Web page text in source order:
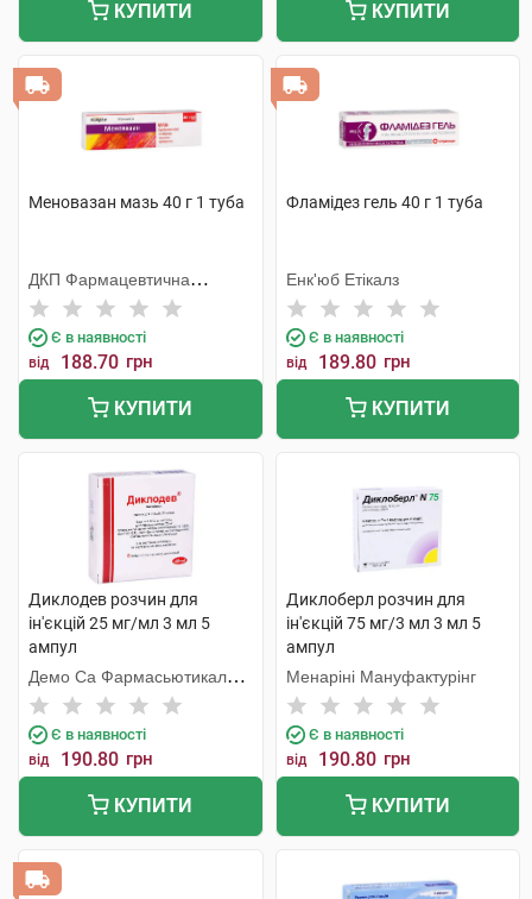
КУПИТИ КУПИТИ
Меновазан мазь 40 г 1 туба
ДКП Фармацевтична
фабрика
Є в наявності
від 188.70 грн
КУПИТИ
Фламідез гель 40 г 1 туба
Енк'юб Етікалз
Є в наявності
від 189.80 грн
КУПИТИ
Диклодев розчин для
ін'єкцій 25 мг/мл 3 мл 5
ампул
Демо Са Фармасьютикал
Індастрі
Є в наявності
від 190.80 грн
КУПИТИ
Диклоберл розчин для
ін'єкцій 75 мг/3 мл 3 мл 5
ампул
Менаріні Мануфактурінг
Є в наявності
від 190.80 грн
КУПИТИ